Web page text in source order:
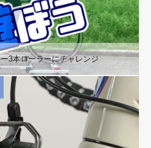
3本ローラーにチャレンジ